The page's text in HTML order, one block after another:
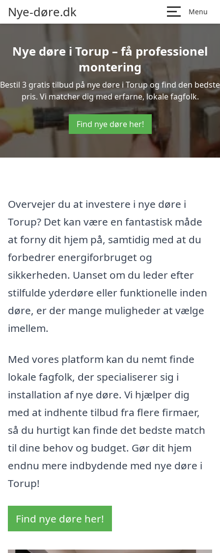
Nye-døre.dk Menu
Nye døre i Torup – få professionel
montering
Bestil 3 gratis tilbud på nye døre i Torup og find den bedste
pris. Vi matcher dig med erfarne, lokale fagfolk.
Find nye døre her!
Overvejer du at investere i nye døre i
Torup? Det kan være en fantastisk måde
at forny dit hjem på, samtidig med at du
forbedrer energiforbruget og
sikkerheden. Uanset om du leder efter
stilfulde yderdøre eller funktionelle inden
døre, er der mange muligheder at vælge
imellem.
Med vores platform kan du nemt finde
lokale fagfolk, der specialiserer sig i
installation af nye døre. Vi hjælper dig
med at indhente tilbud fra flere firmaer,
så du hurtigt kan finde det bedste match
til dine behov og budget. Gør dit hjem
endnu mere indbydende med nye døre i
Torup!
Find nye døre her!